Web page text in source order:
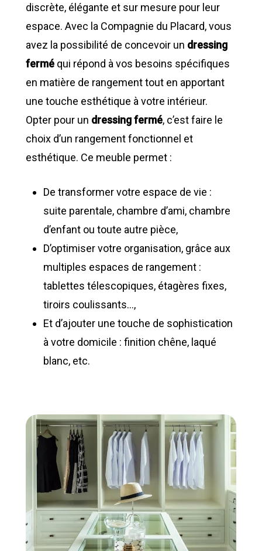
discrète, élégante et sur mesure pour leur
espace. Avec la Compagnie du Placard, vous
avez la possibilité de concevoir un dressing
ferméqui répond à vos besoins spécifiques
en matière de rangement tout en apportant
une touche esthétique à votre intérieur.
Opter pour un dressing fermé, c’est faire le
choix d’un rangement fonctionnel et
esthétique. Ce meuble permet :
De transformer votre espace de vie :
suite parentale, chambre d’ami, chambre
d’enfant ou toute autre pièce,
D’optimiser votre organisation, grâce aux
multiples espaces de rangement :
tablettes télescopiques, étagères fixes,
tiroirs coulissants…,
Et d’ajouter une touche de sophistication
à votre domicile : finition chêne, laqué
blanc, etc.